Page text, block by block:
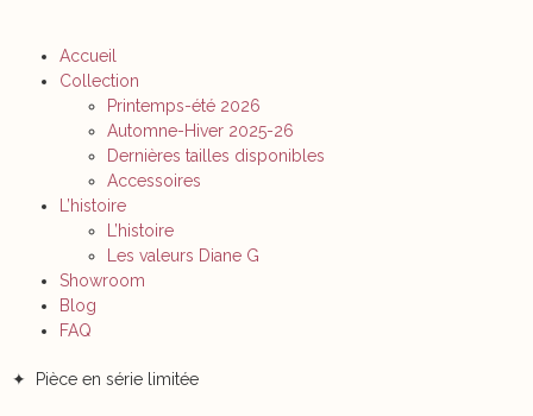
Accueil
Collection
Printemps-été 2026
Automne-Hiver 2025-26
Dernières tailles disponibles
Accessoires
L’histoire
L’histoire
Les valeurs Diane G
Showroom
Blog
FAQ
✦ Pièce en série limitée